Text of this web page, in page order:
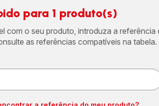
para 1 produto(s)
com o seu produto, introduza a referência
as referências compatíveis na tabela.